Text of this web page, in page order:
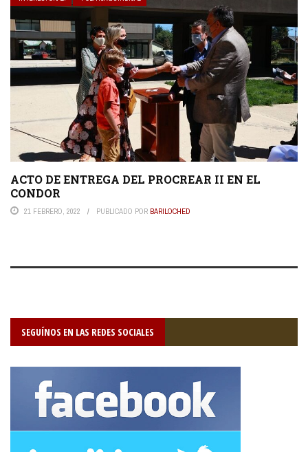
ACTO DE ENTREGA DEL PROCREAR II EN EL
CONDOR
21 FEBRERO, 2022 PUBLICADO POR BARILOCHED
SEGUÍNOS EN LAS REDES SOCIALES